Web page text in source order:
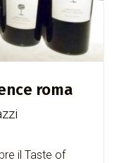
roma
il Taste of